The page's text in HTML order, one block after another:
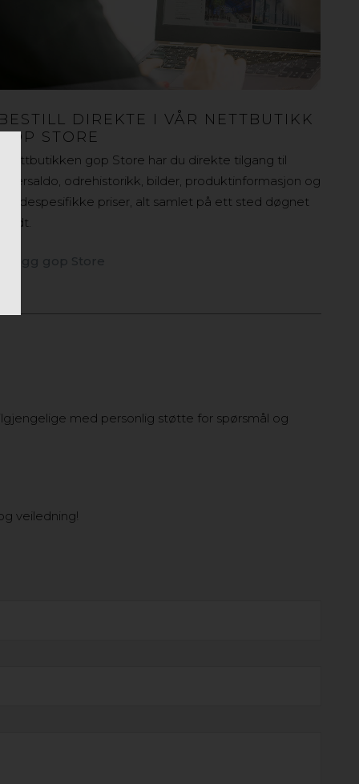
BESTILL DIREKTE I VÅR NETTBUTIKK
STORE
I nettbutikken gop Store har du direkte tilgang til
lagersaldo, odrehistorikk, bilder, produktinformasjon og
kundespesifikke priser, alt samlet på ett sted døgnet
rundt.
Inlogg gop Store
med personlig støtte for spørsmål og
veiledning!